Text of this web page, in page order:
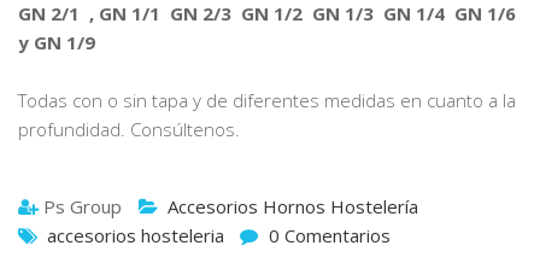
GN 2/1 , GN 1/1 GN 2/3 GN 1/2 GN 1/3 GN 1/4 GN 1/6
y GN 1/9
Todas con o sin tapa y de diferentes medidas en cuanto a la
profundidad. Consúltenos.
Ps Group
Accesorios Hornos Hostelería
accesorios hosteleria
0 Comentarios